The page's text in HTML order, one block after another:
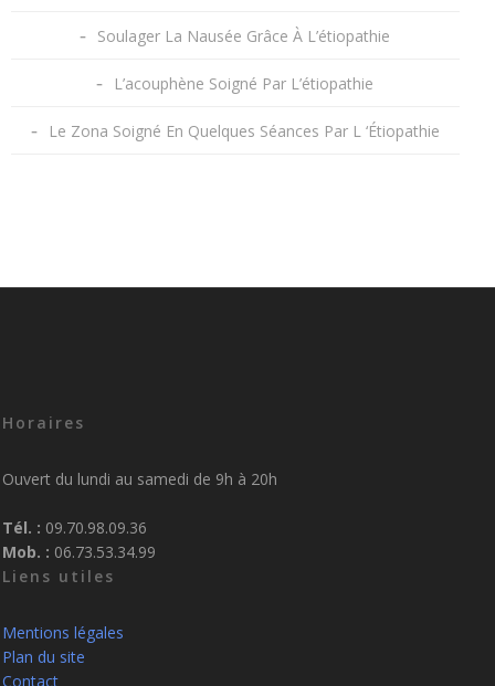
Soulager La Nausée Grâce À L’étiopathie
L’acouphène Soigné Par L’étiopathie
Le Zona Soigné En Quelques Séances Par L ‘Étiopathie
Horaires
Ouvert du lundi au samedi de 9h à 20h
Tél. : 09.70.98.09.36
Mob. : 06.73.53.34.99
Liens utiles
Mentions légales
Plan du site
Contact